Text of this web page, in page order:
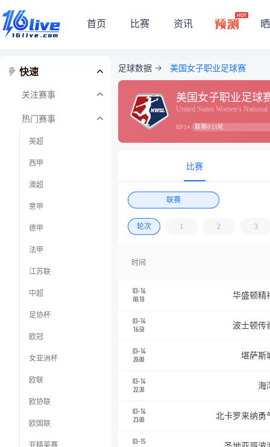
首页 比赛 资讯
快速
关注赛事
热门赛事
英超
西甲
澳超
意甲
德甲
法甲
江苏联
中超
足协杯
欧冠
女亚洲杯
欧联
欧协联
欧国联
亚精英赛
足球数据 美国女子职业足球赛
美国女子职业足球
United States Women's National
03/14 联赛0/11轮
比赛
联赛
轮次 1 2 3
时间
03-14
00:10
华盛顿精
03-14
16:50
波士顿传
03-14
20:00
堪萨斯
03-14
22:30
海
03-14
23:00
北卡罗来纳勇
03-15